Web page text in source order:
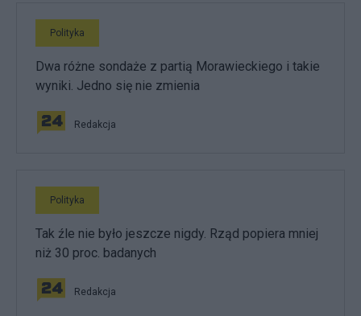
Polityka
Dwa różne sondaże z partią Morawieckiego i takie
wyniki. Jedno się nie zmienia
Redakcja
Polityka
Tak źle nie było jeszcze nigdy. Rząd popiera mniej
niż 30 proc. badanych
Redakcja